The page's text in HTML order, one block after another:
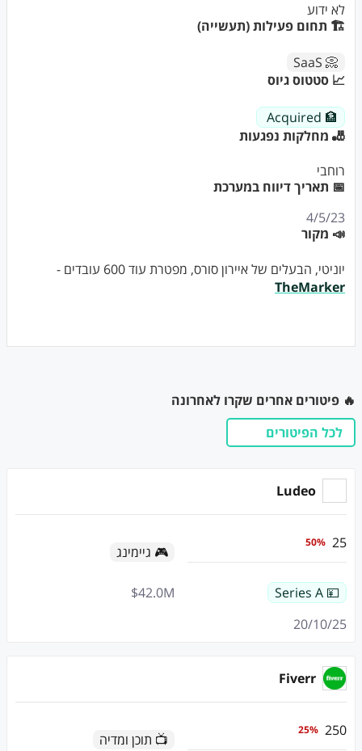
לא ידוע
🏗 תחום פעילות (תעשייה)
📀 SaaS
📈 סטטוס גיוס
🏦 Acquired
🎳 מחלקות נפגעות
רוחבי
📅 תאריך דיווח במערכת
4/5/23
📣 מקור
יוניטי, הבעלים של איירון סורס, מפטרת עוד 600 עובדים -
TheMarker
🔥 פיטורים אחרים שקרו לאחרונה
לכל הפיטורים
Ludeo
25
%
50
🎮 גיימינג
💴 Series A
M
42.0
$
20/10/25
Fiverr
250
%
25
📺 תוכן ומדיה